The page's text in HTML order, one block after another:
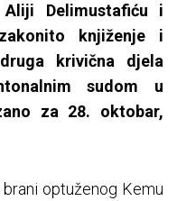
Delimustafiću i
knjiženje i
krivična djela
sudom u
za 28. oktobar,
optuženog Kemu